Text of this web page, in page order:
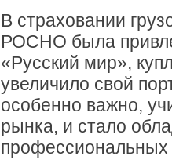
В страховании
РОСНО была
«Русский мир»,
увеличило свой
особенно важно,
рынка, и стало
профессиональных